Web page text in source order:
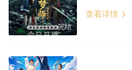
完结
查看详情 